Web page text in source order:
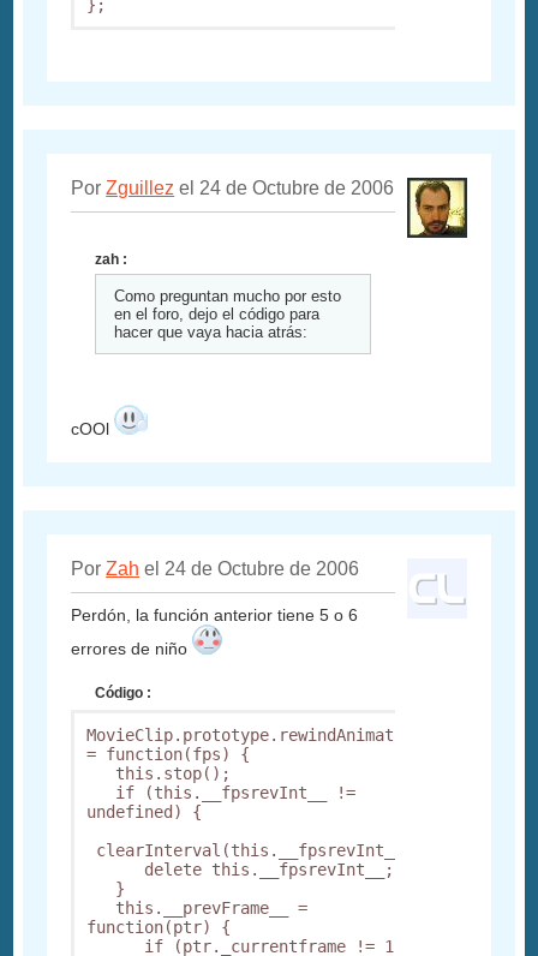
PorZguillez el 24 de Octubre de 2006
zah :
Como preguntan mucho por esto
en el foro, dejo el código para
hacer que vaya hacia atrás:
cOOl
PorZah el 24 de Octubre de 2006
Perdón, la función anterior tiene 5 o 6
errores de niño
Código :
MovieClip.prototype.rewindAnimation
= function(fps) {
this.stop();
if (this.__fpsrevInt__ !=
undefined) {
clearInterval(this.__fpsrevInt__);
delete this.__fpsrevInt__;
}
this.__prevFrame__ =
function(ptr) {
if (ptr._currentframe != 1) {